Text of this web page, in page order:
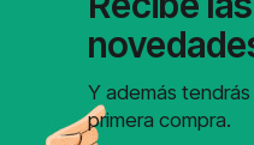
Y además
primera compra.